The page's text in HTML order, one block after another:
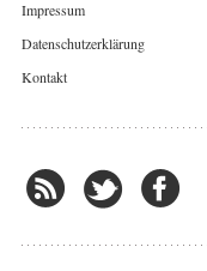
Impressum
Datenschutzerklärung
Kontakt